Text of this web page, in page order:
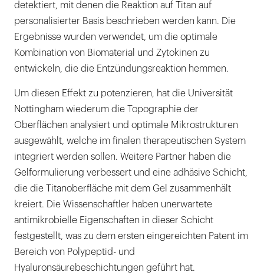
detektiert, mit denen die Reaktion auf Titan auf
personalisierter Basis beschrieben werden kann. Die
Ergebnisse wurden verwendet, um die optimale
Kombination von Biomaterial und Zytokinen zu
entwickeln, die die Entzündungsreaktion hemmen.
Um diesen Effekt zu potenzieren, hat die Universität
Nottingham wiederum die Topographie der
Oberflächen analysiert und optimale Mikrostrukturen
ausgewählt, welche im finalen therapeutischen System
integriert werden sollen. Weitere Partner haben die
Gelformulierung verbessert und eine adhäsive Schicht,
die die Titanoberfläche mit dem Gel zusammenhält
kreiert. Die Wissenschaftler haben unerwartete
antimikrobielle Eigenschaften in dieser Schicht
festgestellt, was zu dem ersten eingereichten Patent im
Bereich von Polypeptid- und
Hyaluronsäurebeschichtungen geführt hat.